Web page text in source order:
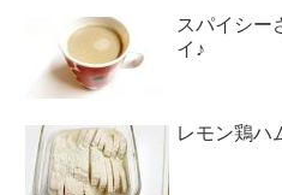
スパイシー
イ♪
レモン鶏ハ